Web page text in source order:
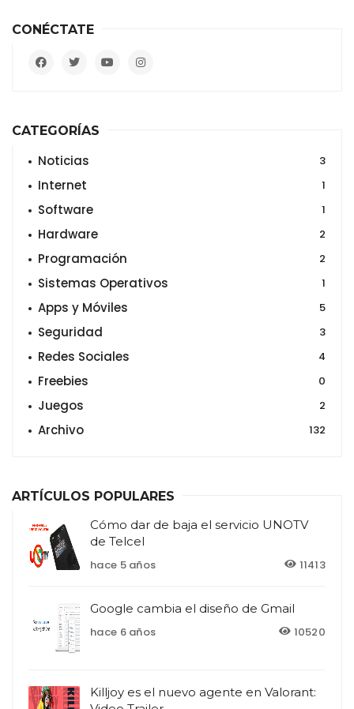
CONÉCTATE
CATEGORÍAS
Noticias 3
Internet 1
Software 1
Hardware 2
Programación 2
Sistemas Operativos 1
Apps y Móviles 5
Seguridad 3
Redes Sociales 4
Freebies 0
Juegos 2
Archivo 132
ARTÍCULOS POPULARES
Cómo dar de baja el servicio UNOTV
de Telcel
hace 5 años
11413
Google cambia el diseño de Gmail
hace 6 años
10520
Killjoy es el nuevo agente en Valorant: